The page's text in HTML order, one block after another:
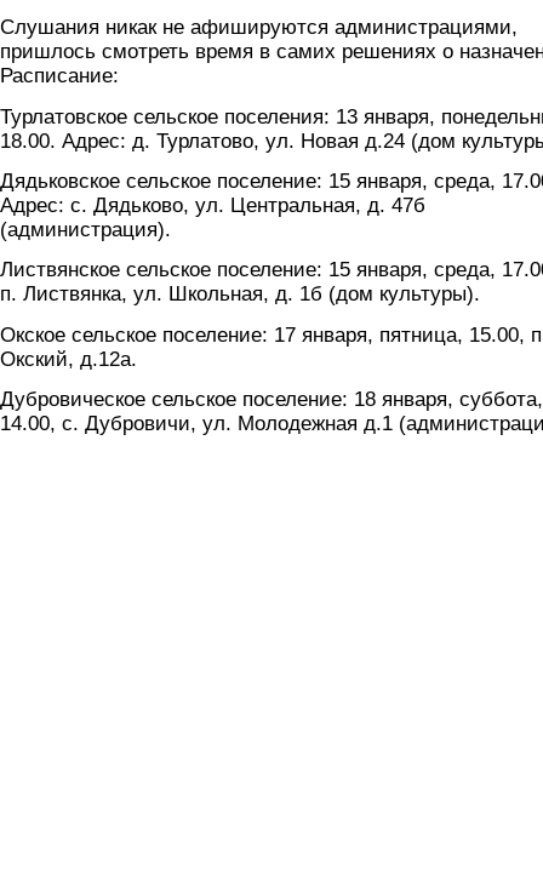
Слушания никак не афишируются администрациями,
пришлось смотреть время в самих решениях о
Расписание:
Турлатовское сельское поселения: 13 января,
18.00. Адрес: д. Турлатово, ул. Новая д.24 (дом
Дядьковское сельское поселение: 15 января, среда,
Адрес: с. Дядьково, ул. Центральная, д. 47б
(администрация).
Листвянское сельское поселение: 15 января, среда,
п. Листвянка, ул. Школьная, д. 1б (дом культуры).
Окское сельское поселение: 17 января, пятница, 15.00,
Окский, д.12а.
Дубровическое сельское поселение: 18 января, суббота,
14.00, с. Дубровичи, ул. Молодежная д.1